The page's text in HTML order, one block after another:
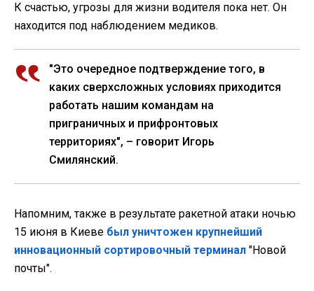
К счастью, угрозы для жизни водителя пока нет. Он
находится под наблюдением медиков.
"Это очередное подтверждение того, в
каких сверхсложных условиях приходится
работать нашим командам на
приграничных и прифронтовых
территориях", – говорит Игорь
Смилянский.
Напомним, также в результате ракетной атаки ночью
15 июня в Киеве был уничтожен крупнейший
инновационный сортировочный терминал "Новой
почты".